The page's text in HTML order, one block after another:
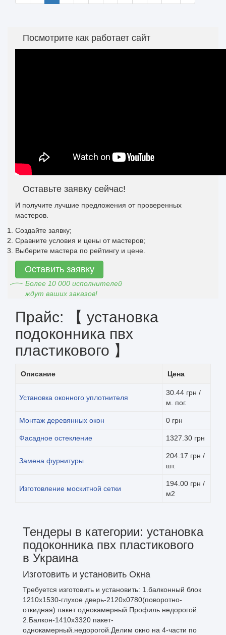
Посмотрите как работает сайт
Оставьте заявку сейчас!
И получите лучшие предложения от проверенных
мастеров.
Создайте заявку;
Сравните условия и цены от мастеров;
Выберите мастера по рейтингу и цене.
Оставить заявку
Более 10 000 исполнителей
ждут ваших заказов!
Прайс: 【 установка
подоконника пвх
пластикового 】
Описание Цена
Установка оконного уплотнителя
30.44 грн /
м. пог.
Монтаж деревянных окон 0 грн
Фасадное остекление 1327.30 грн
Замена фурнитуры
204.17 грн /
шт.
Изготовление москитной сетки
194.00 грн /
м2
Тендеры в категории: установка
подоконника пвх пластикового
в Украина
Изготовить и установить Окна
Требуется изготовить и установить: 1.балконный блок
1210х1530-глухое дверь-2120х0780(поворотно-
откидная) пакет однокамерный.Профиль недорогой.
2.Балкон-1410х3320 пакет-
однокамерный.недорогой.Делим окно на 4-части по